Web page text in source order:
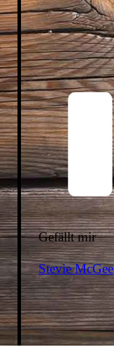
Gefällt mir
Stevie McGee